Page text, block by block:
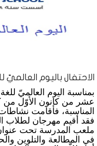
الاحتفال باليوم
بمناسبة اليوم العالميّ
عشر من كانون الأوّل من
المناسبة، فأقامت
فقد أقيم مهرجان
ملعب المدرسة تحت
في المطالعة والتلوين